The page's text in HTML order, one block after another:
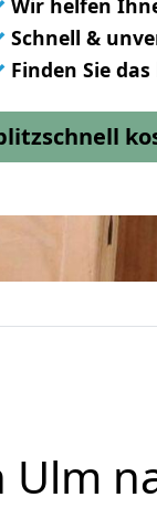
Wir helfen
Schnell &
Finden Sie